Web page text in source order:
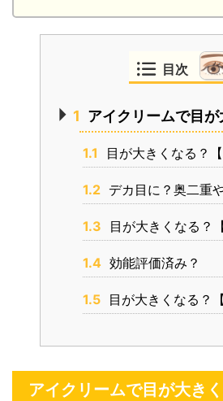
目次
1 アイクリームで目が
1.1 目が大きくなる？【
1.2 デカ目に？奥二重
1.3 目が大きくなる？
1.4 効能評価済み？
1.5 目が大きくなる？
アイクリームで目が大き